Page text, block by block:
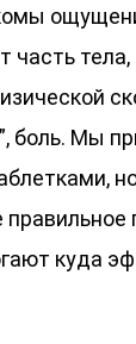
часть тела,
боль. Мы
куда